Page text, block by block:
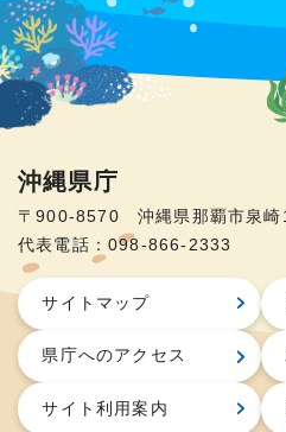
沖縄県庁
〒900-8570 沖縄県那覇市泉崎
代表電話：098-866-2333
サイトマップ
県庁へのアクセス
サイト利用案内